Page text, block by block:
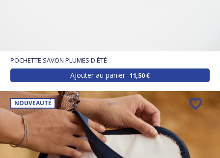
POCHETTE SAVON PLUMES D'ÉTÉ
Ajouter au panier 11,50 €
NOUVEAUTÉ